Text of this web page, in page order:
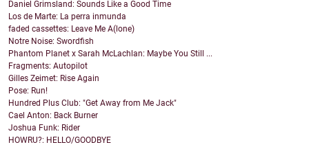
Daniel Grimsland: Sounds Like a Good Time
Los de Marte: La perra inmunda
faded cassettes: Leave Me A(lone)
Notre Noise: Swordfish
Phantom Planet x Sarah McLachlan: Maybe You Still ...
Fragments: Autopilot
Gilles Zeimet: Rise Again
Pose: Run!
Hundred Plus Club: "Get Away from Me Jack"
Cael Anton: Back Burner
Joshua Funk: Rider
HOWRU?: HELLO/GOODBYE